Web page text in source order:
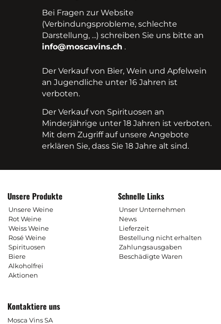
Bei Fragen zur Website
(Verbindungsprobleme, schlechte
Darstellung, ...) schreiben Sie uns bitte an
info@moscavins.ch .
Der Verkauf von Bier, Wein und Apfelwein
an Jugendliche unter 16 Jahren ist
verboten.
Der Verkauf von Spirituosen an
Minderjährige unter 18 Jahren ist verboten.
Mit dem Zugriff auf unsere Angebote
erklären Sie, dass Sie 18 Jahre alt sind.
Unsere Produkte
Unsere Weine
Rot Weine
Weiss Weine
Rosé Weine
Spirituosen
Biere
Alkoholfrei
Aktionen
Schnelle Links
Unser Unternehmen
News
Lieferzeit
Bestellung nicht erhalten
Zahlungsausgaben
Beschädigte Waren
Kontaktiere uns
Mosca Vins SA